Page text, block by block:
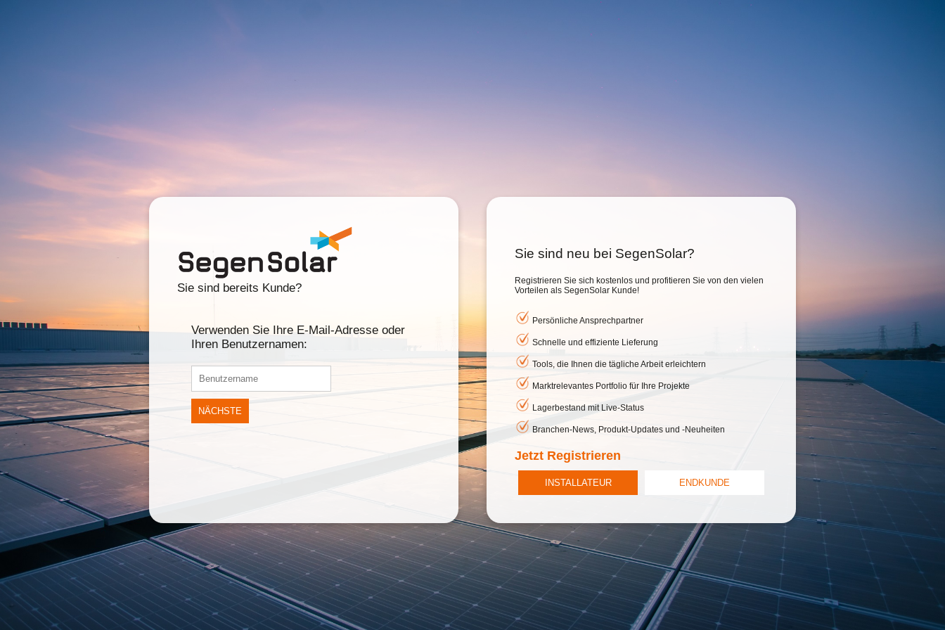
Sie sind bereits Kunde?
Verwenden Sie Ihre E-Mail-Adresse oder
Ihren Benutzernamen:
NÄCHSTE
Sie sind neu bei SegenSolar?
Registrieren Sie sich kostenlos und profitieren Sie von den vielen
Vorteilen als SegenSolar Kunde!
Persönliche Ansprechpartner
Schnelle und effiziente Lieferung
Tools, die Ihnen die tägliche Arbeit erleichtern
Marktrelevantes Portfolio für Ihre Projekte
Lagerbestand mit Live-Status
Branchen-News, Produkt-Updates und -Neuheiten
Jetzt Registrieren
INSTALLATEUR ENDKUNDE